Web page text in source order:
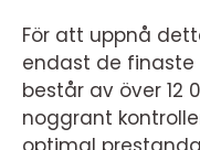
För att uppnå
endast de finaste
består av över 12
noggrant